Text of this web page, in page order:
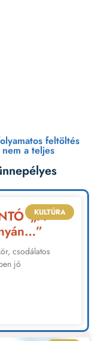
feltöltés
a teljes
KULTÚRA
-„A
csodálatos
jó